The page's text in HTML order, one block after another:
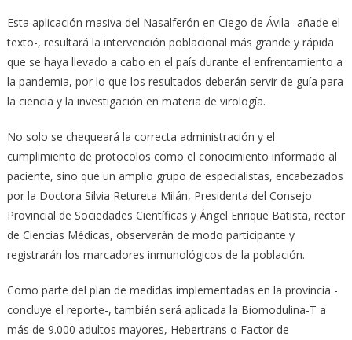
Esta aplicación masiva del Nasalferón en Ciego de Ávila -añade el
texto-, resultará la intervención poblacional más grande y rápida
que se haya llevado a cabo en el país durante el enfrentamiento a
la pandemia, por lo que los resultados deberán servir de guía para
la ciencia y la investigación en materia de virología.
No solo se chequeará la correcta administración y el
cumplimiento de protocolos como el conocimiento informado al
paciente, sino que un amplio grupo de especialistas, encabezados
por la Doctora Silvia Retureta Milán, Presidenta del Consejo
Provincial de Sociedades Científicas y Ángel Enrique Batista, rector
de Ciencias Médicas, observarán de modo participante y
registrarán los marcadores inmunológicos de la población.
Como parte del plan de medidas implementadas en la provincia -
concluye el reporte-, también será aplicada la Biomodulina-T a
más de 9.000 adultos mayores, Hebertrans o Factor de